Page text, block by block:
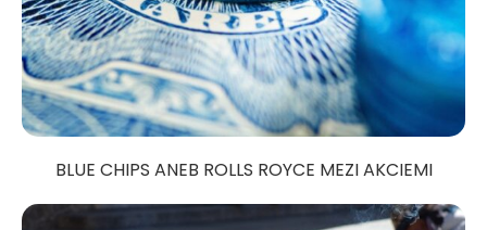
BLUE CHIPS ANEB ROLLS ROYCE MEZI AKCIEMI